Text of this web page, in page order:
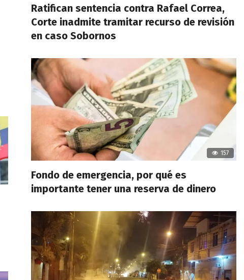
Ratifican sentencia contra Rafael Correa,
Corte inadmite tramitar recurso de revisión
en caso Sobornos
157
Fondo de emergencia, por qué es
importante tener una reserva de dinero